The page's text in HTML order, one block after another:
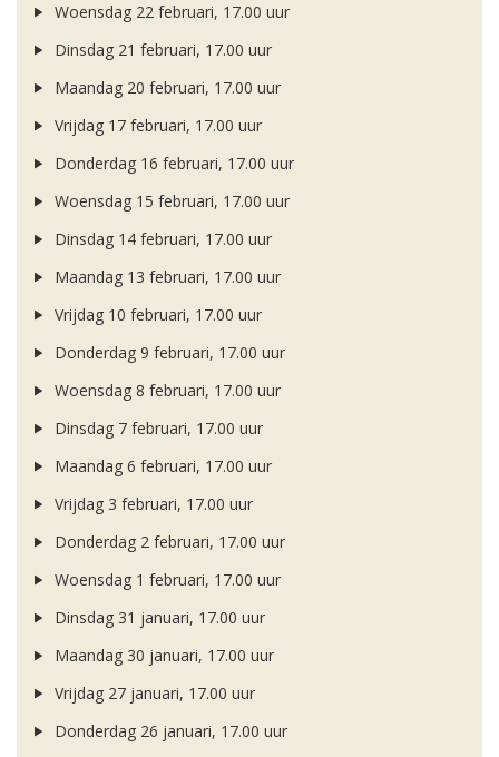
Woensdag 22 februari, 17.00 uur
Dinsdag 21 februari, 17.00 uur
Maandag 20 februari, 17.00 uur
Vrijdag 17 februari, 17.00 uur
Donderdag 16 februari, 17.00 uur
Woensdag 15 februari, 17.00 uur
Dinsdag 14 februari, 17.00 uur
Maandag 13 februari, 17.00 uur
Vrijdag 10 februari, 17.00 uur
Donderdag 9 februari, 17.00 uur
Woensdag 8 februari, 17.00 uur
Dinsdag 7 februari, 17.00 uur
Maandag 6 februari, 17.00 uur
Vrijdag 3 februari, 17.00 uur
Donderdag 2 februari, 17.00 uur
Woensdag 1 februari, 17.00 uur
Dinsdag 31 januari, 17.00 uur
Maandag 30 januari, 17.00 uur
Vrijdag 27 januari, 17.00 uur
Donderdag 26 januari, 17.00 uur